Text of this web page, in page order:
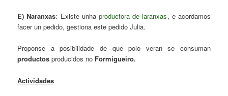
E) Naranxas: Existe unhaproductora de laranxas, e acordamos
facer un pedido, gestiona este pedido Julia.
Proponse a posibilidade de que polo veran se consuman
productos producidos no Formigueiro.
Actividades